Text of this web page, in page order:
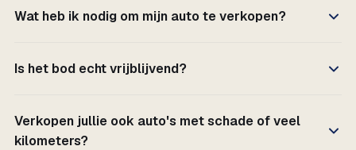
Wat heb ik nodig om mijn auto te verkopen?
Is het bod echt vrijblijvend?
Verkopen jullie ook auto's met schade of veel
kilometers?